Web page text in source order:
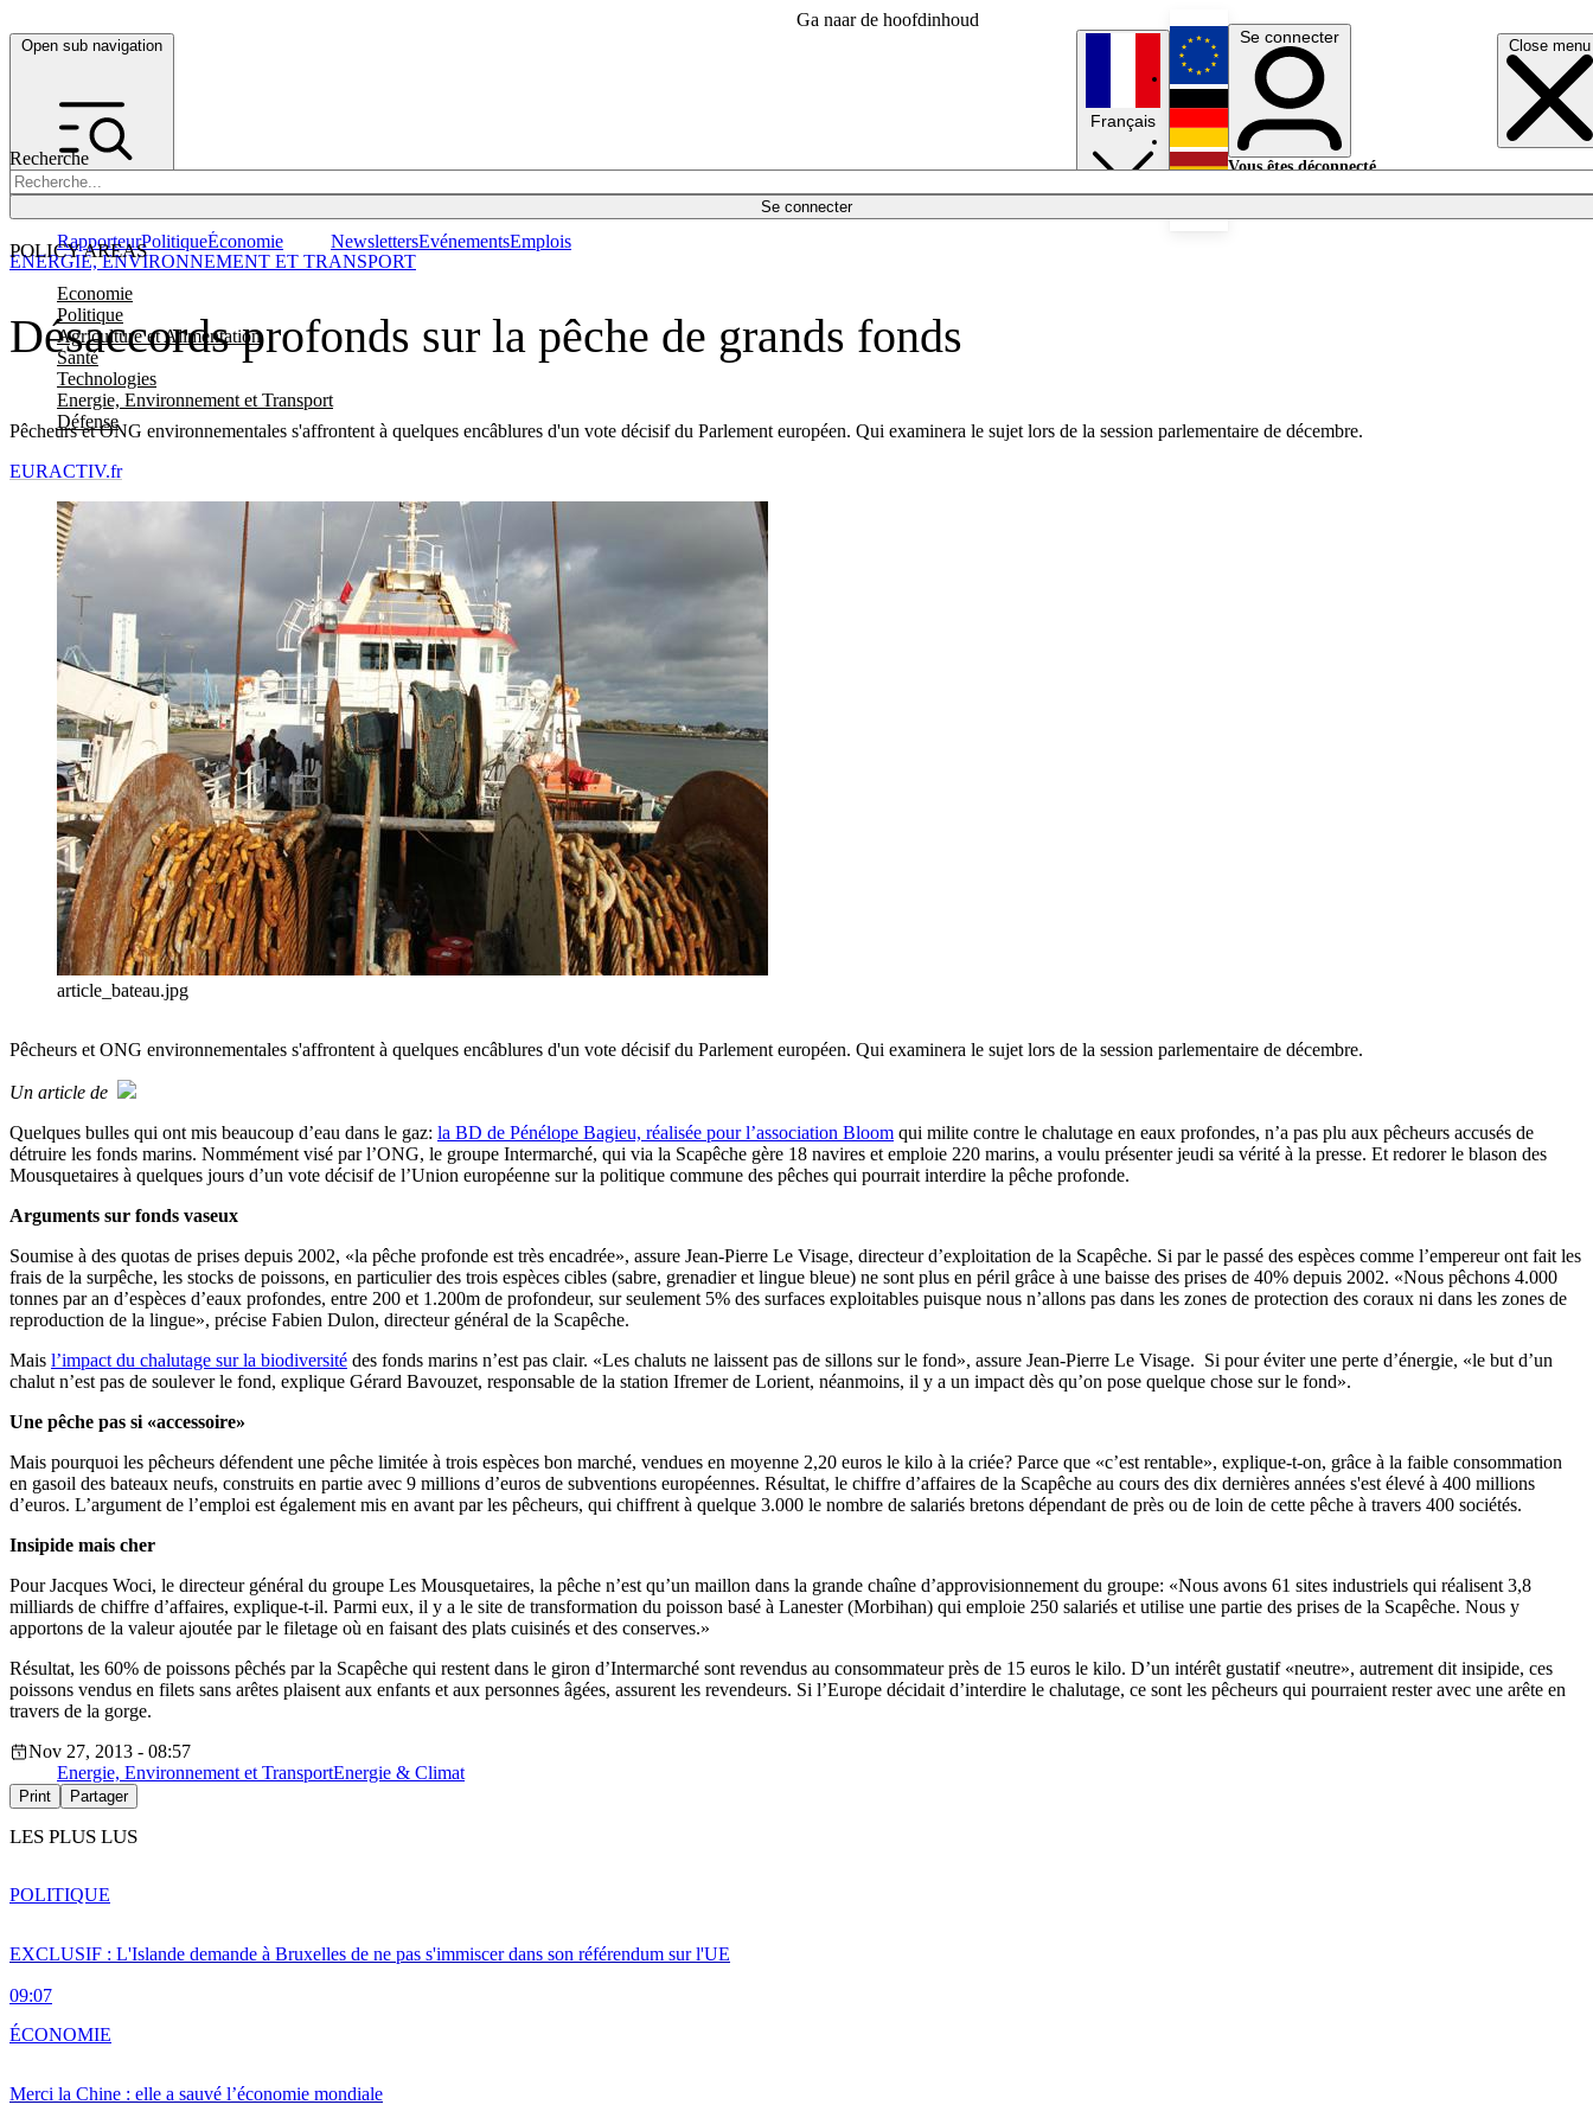
Ga naar de hoofdinhoud
Open sub navigation Close menu
Recherche
Se connecter
POLICY AREAS
Economie
Politique
Agriculture et Alimentation
Santé
Technologies
Energie, Environnement et Transport
Défense
RapporteurPolitiqueÉconomie NewslettersEvénementsEmplois
Français
English
Deutsch
Se connecter
Vous êtes déconnecté.
Désaccords profonds sur la pêche de grands fonds
Pêcheurs et ONG environnementales s'affrontent à quelques encâblures d'un vote décisif du Parlement européen. Qui examinera le sujet lors de la session parlementaire de décembre.
ENERGIE, ENVIRONNEMENT ET TRANSPORT
EURACTIV.fr
article_bateau.jpg
Pêcheurs et ONG environnementales s'affrontent à quelques encâblures d'un vote décisif du Parlement européen. Qui examinera le sujet lors de la session parlementaire de décembre.
Un article de
Quelques bulles qui ont mis beaucoup d’eau dans le gaz: la BD de Pénélope Bagieu, réalisée pour l’association Bloom qui milite contre le chalutage en eaux profondes, n’a pas plu aux pêcheurs accusés de
détruire les fonds marins. Nommément visé par l’ONG, le groupe Intermarché, qui via la Scapêche gère 18 navires et emploie 220 marins, a voulu présenter jeudi sa vérité à la presse. Et redorer le blason des
Mousquetaires à quelques jours d’un vote décisif de l’Union européenne sur la politique commune des pêches qui pourrait interdire la pêche profonde.
Arguments sur fonds vaseux
Soumise à des quotas de prises depuis 2002, «la pêche profonde est très encadrée», assure Jean-Pierre Le Visage, directeur d’exploitation de la Scapêche. Si par le passé des espèces comme l’empereur ont fait les
frais de la surpêche, les stocks de poissons, en particulier des trois espèces cibles (sabre, grenadier et lingue bleue) ne sont plus en péril grâce à une baisse des prises de 40% depuis 2002. «Nous pêchons 4.000
tonnes par an d’espèces d’eaux profondes, entre 200 et 1.200m de profondeur, sur seulement 5% des surfaces exploitables puisque nous n’allons pas dans les zones de protection des coraux ni dans les zones de
reproduction de la lingue», précise Fabien Dulon, directeur général de la Scapêche.
Mais l’impact du chalutage sur la biodiversité des fonds marins n’est pas clair. «Les chaluts ne laissent pas de sillons sur le fond», assure Jean-Pierre Le Visage. Si pour éviter une perte d’énergie, «le but d’un
chalut n’est pas de soulever le fond, explique Gérard Bavouzet, responsable de la station Ifremer de Lorient, néanmoins, il y a un impact dès qu’on pose quelque chose sur le fond».
Une pêche pas si «accessoire»
Mais pourquoi les pêcheurs défendent une pêche limitée à trois espèces bon marché, vendues en moyenne 2,20 euros le kilo à la criée? Parce que «c’est rentable», explique-t-on, grâce à la faible consommation
en gasoil des bateaux neufs, construits en partie avec 9 millions d’euros de subventions européennes. Résultat, le chiffre d’affaires de la Scapêche au cours des dix dernières années s'est élevé à 400 millions
d’euros. L’argument de l’emploi est également mis en avant par les pêcheurs, qui chiffrent à quelque 3.000 le nombre de salariés bretons dépendant de près ou de loin de cette pêche à travers 400 sociétés.
Insipide mais cher
Pour Jacques Woci, le directeur général du groupe Les Mousquetaires, la pêche n’est qu’un maillon dans la grande chaîne d’approvisionnement du groupe: «Nous avons 61 sites industriels qui réalisent 3,8
milliards de chiffre d’affaires, explique-t-il. Parmi eux, il y a le site de transformation du poisson basé à Lanester (Morbihan) qui emploie 250 salariés et utilise une partie des prises de la Scapêche. Nous y
apportons de la valeur ajoutée par le filetage où en faisant des plats cuisinés et des conserves.»
Résultat, les 60% de poissons pêchés par la Scapêche qui restent dans le giron d’Intermarché sont revendus au consommateur près de 15 euros le kilo. D’un intérêt gustatif «neutre», autrement dit insipide, ces
poissons vendus en filets sans arêtes plaisent aux enfants et aux personnes âgées, assurent les revendeurs. Si l’Europe décidait d’interdire le chalutage, ce sont les pêcheurs qui pourraient rester avec une arête en
travers de la gorge.
Nov 27, 2013 - 08:57
Energie, Environnement et TransportEnergie & Climat
Print Partager
LES PLUS LUS
EXCLUSIF : L'Islande demande à Bruxelles de ne pas s'immiscer dans son référendum sur l'UE
09:07
POLITIQUE
Merci la Chine : elle a sauvé l’économie mondiale
ÉCONOMIE